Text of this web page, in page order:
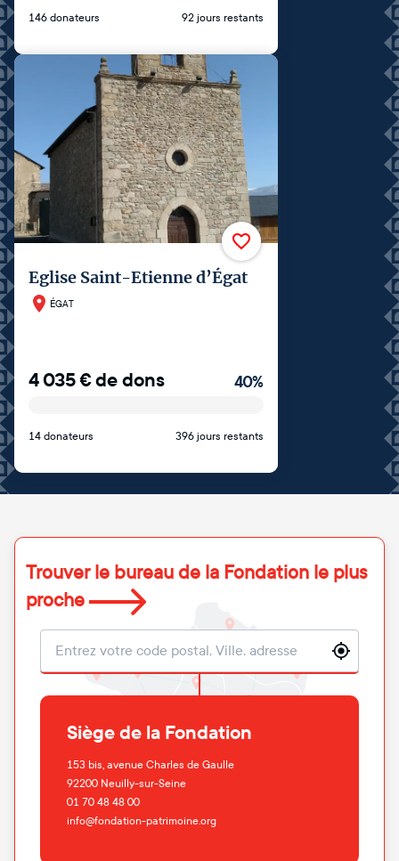
146 donateurs 92 jours restants
Eglise Saint-Etienne d’Égat
ÉGAT
4 035€de dons 40%
14 donateurs 396 jours restants
Trouver le bureau de la Fondation le plus
proche
Localisation
Siège de la Fondation
153 bis, avenue Charles de Gaulle
92200 Neuilly-sur-Seine
01 70 48 48 00
info@fondation-patrimoine.org